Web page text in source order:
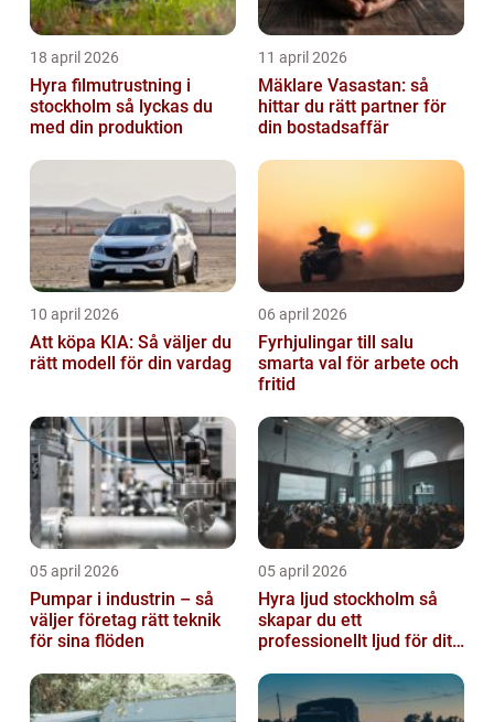
18 april 2026
Hyra filmutrustning i
stockholm så lyckas du
med din produktion
11 april 2026
Mäklare Vasastan: så
hittar du rätt partner för
din bostadsaffär
10 april 2026
Att köpa KIA: Så väljer du
rätt modell för din vardag
06 april 2026
Fyrhjulingar till salu
smarta val för arbete och
fritid
05 april 2026
Pumpar i industrin – så
väljer företag rätt teknik
för sina flöden
05 april 2026
Hyra ljud stockholm så
skapar du ett
professionellt ljud för ditt